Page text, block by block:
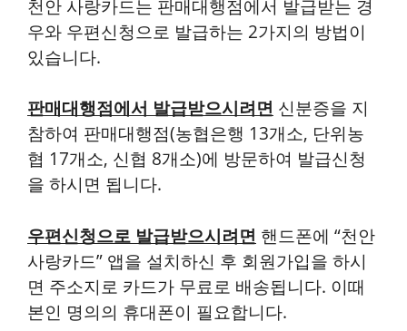
천안 사랑카드는 판매대행점에서 발급받는 경
우와 우편신청으로 발급하는 2가지의 방법이
있습니다.
판매대행점에서 발급받으시려면 신분증을 지
참하여 판매대행점(농협은행 13개소, 단위농
협 17개소, 신협 8개소)에 방문하여 발급신청
을 하시면 됩니다.
우편신청으로 발급받으시려면 핸드폰에 “천안
사랑카드” 앱을 설치하신 후 회원가입을 하시
면 주소지로 카드가 무료로 배송됩니다. 이때
본인 명의의 휴대폰이 필요합니다.